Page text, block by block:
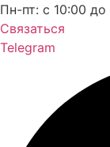
Пн-пт: c 10:00 до
Связаться
Telegram